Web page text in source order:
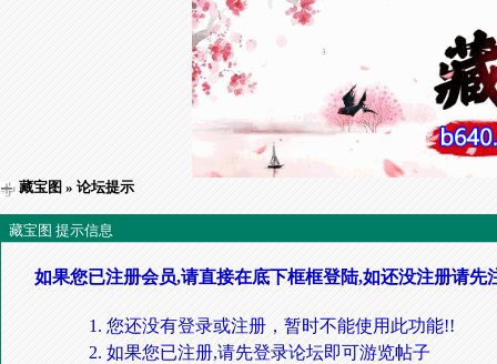
藏宝图 » 论坛提示
藏宝图 提示信息
如果您已注册会员,请直接在底下框框登陆,如还没注册请先
您还没有登录或注册，暂时不能使用此功能!!
如果您已注册,请先登录论坛即可游览帖子